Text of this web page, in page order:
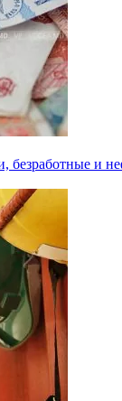
безработные и